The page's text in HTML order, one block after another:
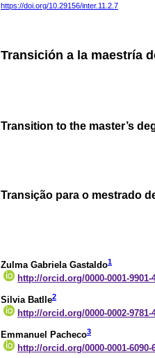
https://doi.org/10.29156/inter.11.2.7
Transición a la maestría
Transition to the master’s
Transição para o mestrado
Zulma Gabriela Gastaldo1
http://orcid.org/0000-0001-9901-
Silvia Batlle2
http://orcid.org/0000-0002-9781-
Emmanuel Pacheco3
http://orcid.org/0000-0001-6090-